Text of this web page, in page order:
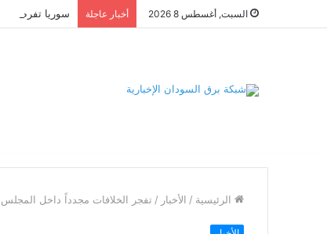
السبت, أغسطس 8 2026 أخبار عاجلة
الرئيسية / الأخبار / تفجر الخلافات مجدداً داخل المجلس